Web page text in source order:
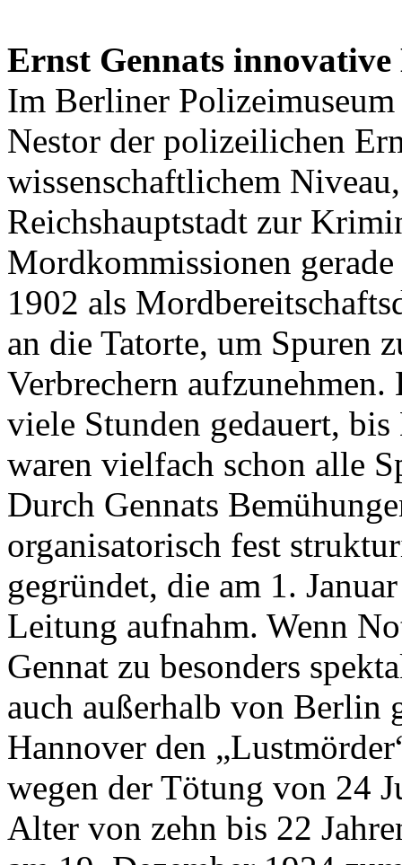
Ernst Gennats innovative
Im Berliner
Nestor der polizeilichen
wissenschaftlichem
Reichshauptstadt zur
Mordkommissionen
1902 als
an die Tatorte, um Spuren
Verbrechern
viele Stunden gedauert,
waren vielfach schon alle
Durch Gennats
organisatorisch fest
gegründet, die am 1.
Leitung aufnahm. Wenn
Gennat zu besonders
auch außerhalb von Berlin
Hannover den
wegen der Tötung von 24
Alter von zehn bis 22